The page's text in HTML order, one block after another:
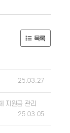
목록
25.03.27
지원금 관리
25.03.05